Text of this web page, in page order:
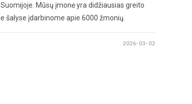
Mūsų įmonė yra didžiausias greito
šalyse įdarbinome apie 6000 žmonių.
2026-03-02